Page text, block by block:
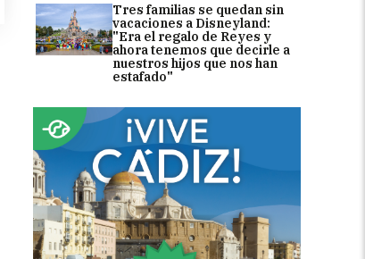
Tres familias se quedan sin
vacaciones a Disneyland:
"Era el regalo de Reyes y
ahora tenemos que decirle a
nuestros hijos que nos han
estafado"